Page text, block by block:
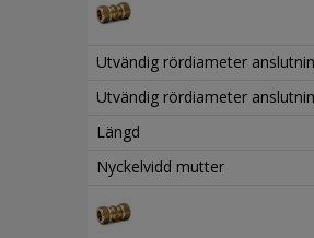
Utvändig rördiameter
Utvändig rördiameter
Längd
Nyckelvidd mutter